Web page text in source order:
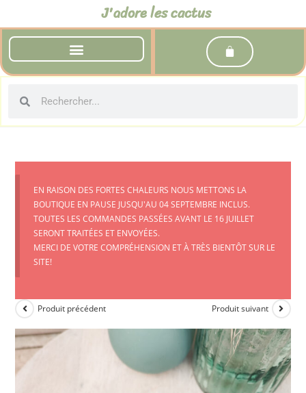
J'adore les cactus
EN RAISON DES FORTES CHALEURS NOUS METTONS LA
BOUTIQUE EN PAUSE JUSQU'AU 04 SEPTEMBRE INCLUS.
TOUTES LES COMMANDES PASSÉES AVANT LE 16 JUILLET
SERONT TRAITÉES ET ENVOYÉES.
MERCI DE VOTRE COMPRÉHENSION ET À TRÈS BIENTÔT SUR LE
SITE!
Produit précédent Produit suivant